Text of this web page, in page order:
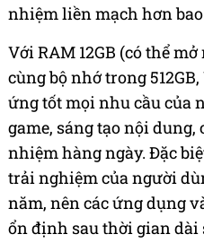
nhiệm liền mạch hơn
Với RAM 12GB (có thể
cùng bộ nhớ trong
ứng tốt mọi nhu cầu của
game, sáng tạo nội dung,
nhiệm hàng ngày. Đặc
trải nghiệm của người
năm, nên các ứng dụng
ổn định sau thời gian dài